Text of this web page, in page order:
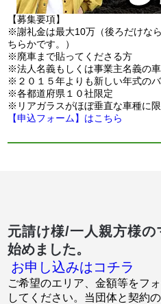
【募集要項】
※謝礼金は最大10万（後ろだけな
ちらかです。）
※廃車まで貼ってくださる方
※法人名義もしくは事業主名義の車
※２０１５年よりも新しい年式の
※各都道府県１０社限定
※リアガラスがほぼ垂直な車種に
【申込フォーム】はこちら
元請け様/一人親方様
始めました。
お申し込みはコチラ
ご希望のエリア、金額等をフ
してください。当団体と契約